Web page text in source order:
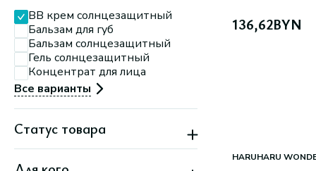
BB крем солнцезащитный
Бальзам для губ
Бальзам солнцезащитный
Гель солнцезащитный
Концентрат для лица
Все варианты
Статус товара
Новинка
136,62BYN
HARUHARU